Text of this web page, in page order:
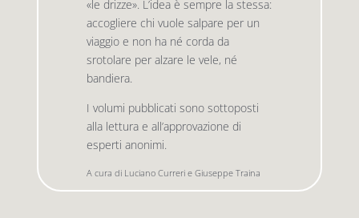
Premio letterario Giallovalle
il tuo carrello
for:
«le drizze». L’idea è sempre la stessa:
accogliere chi vuole salpare per un
viaggio e non ha né corda da
srotolare per alzare le vele, né
bandiera.
I volumi pubblicati sono sottoposti
alla lettura e all’approvazione di
esperti anonimi.
A cura di Luciano Curreri e Giuseppe Traina